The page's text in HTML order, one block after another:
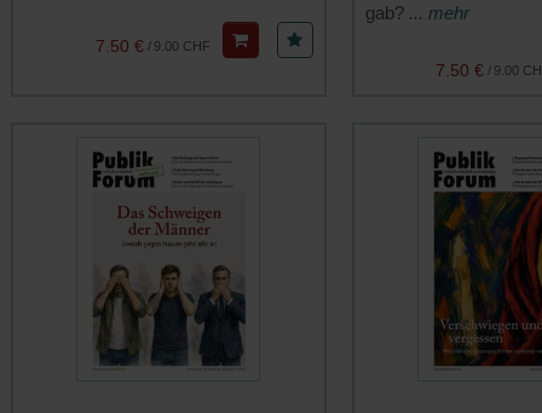
9.00 CHF
/
7.50 €
gab? ... mehr
9.00
/
7.50 €